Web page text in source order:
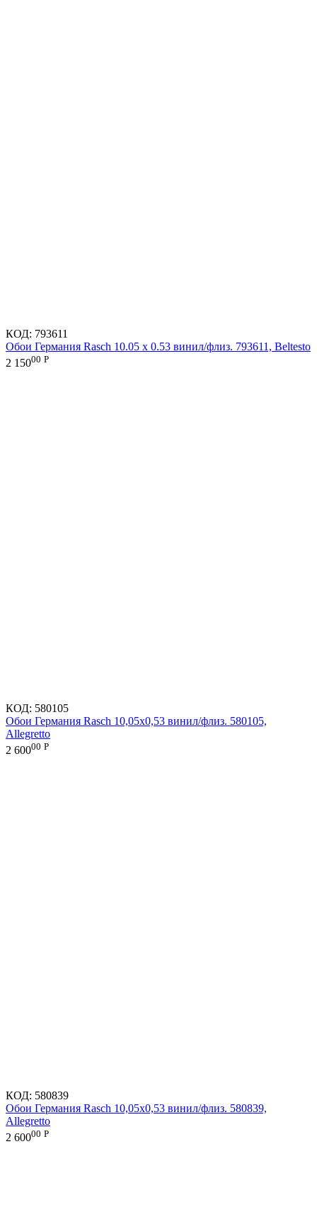
КОД: 793611
Обои Германия Rasch 10.05 х 0.53 винил/флиз. 793611, Beltesto
2 15000 Р
КОД: 580105
Обои Германия Rasch 10,05x0,53 винил/флиз. 580105,
Allegretto
2 60000 Р
КОД: 580839
Обои Германия Rasch 10,05x0,53 винил/флиз. 580839,
Allegretto
2 60000 Р